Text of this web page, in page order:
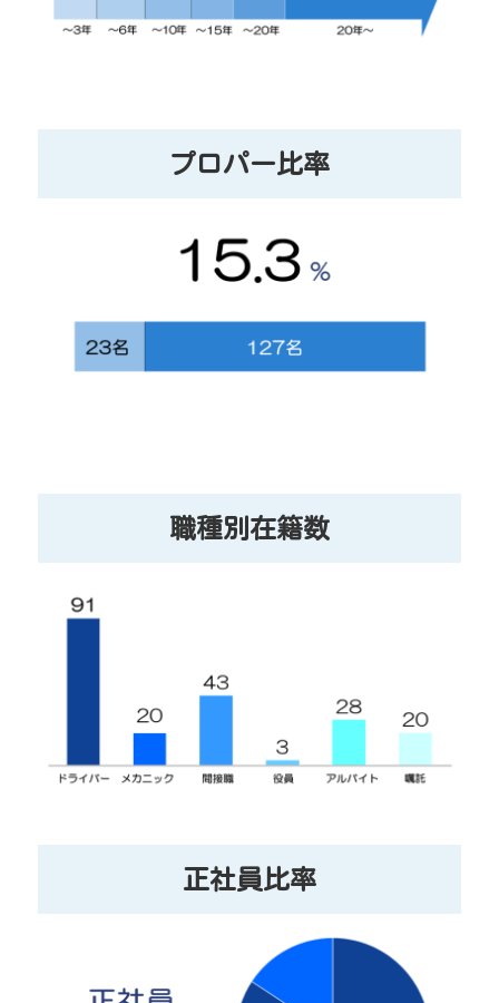
プロパー比率
職種別在籍数
正社員比率